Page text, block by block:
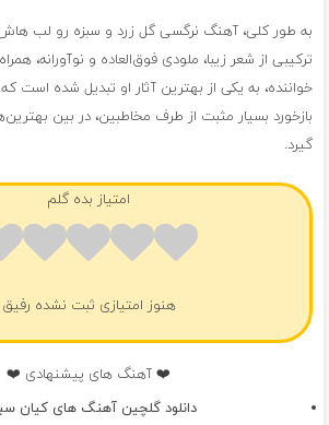
به طور کلی، آهنگ نرگسی گل زرد و سبزه رو لب
ترکیبی از شعر زیبا، ملودی فوق‌العاده و نوآورانه،
خواننده، به یکی از بهترین آثار او تبدیل شده است
بازخورد بسیار مثبت از طرف مخاطبین، در بین
گیرد.
امتیاز بده گلم
هنوز امتیازی ثبت نشده رفیق
❤️ آهنگ های پیشنهادی ❤️
دانلود گلچین آهنگ های کیان